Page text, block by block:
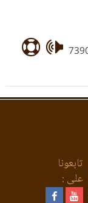
تابعونا
على :